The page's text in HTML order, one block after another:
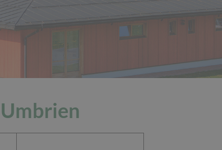
Umbrien